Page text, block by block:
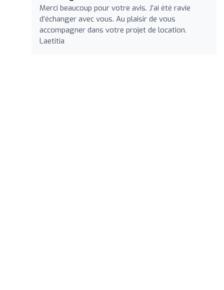
Merci beaucoup pour votre avis. J’ai été ravie
d’échanger avec vous. Au plaisir de vous
accompagner dans votre projet de location.
Laetitia